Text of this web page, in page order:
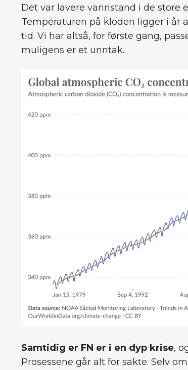
Det var lavere vannstand i de store
Temperaturen på kloden ligger i år
tid. Vi har altså, for første gang,
muligens er et unntak.
Samtidig er FN er i en dyp krise,
Prosessene går alt for sakte. Selv